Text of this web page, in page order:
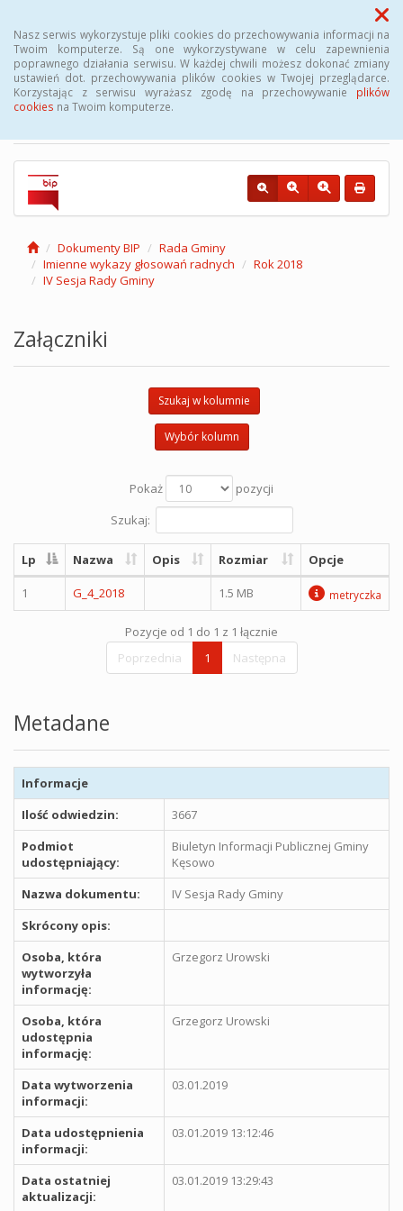
Nasz serwis wykorzystuje pliki cookies do przechowywania informacji na
Twoim komputerze. Są one wykorzystywane w celu zapewnienia
poprawnego działania serwisu. W każdej chwili możesz dokonać zmiany
ustawień dot. przechowywania plików cookies w Twojej przeglądarce.
Korzystając z serwisu wyrażasz zgodę na przechowywanie plików
cookies na Twoim komputerze.
Menu
Biuletyn Informacji
Publicznej Gminy Kęsowo
Dokumenty BIP
Rada Gminy
Imienne wykazy głosowań radnych
Rok 2018
IV Sesja Rady Gminy
Załączniki
Szukaj w kolumnie
Wybór kolumn
Pokaż
pozycji
Szukaj:
Lp Nazwa Opis Rozmiar Opcje
1 G_4_2018 1.5 MB metryczka
Pozycje od 1 do 1 z 1 łącznie
Poprzednia
1 Następna
Metadane
Informacje
Ilość odwiedzin:
3667
Podmiot
udostępniający:
Biuletyn Informacji Publicznej Gminy
Kęsowo
Nazwa dokumentu:
IV Sesja Rady Gminy
Skrócony opis:
Osoba, która
wytworzyła
informację:
Grzegorz Urowski
Osoba, która
udostępnia
informację:
Grzegorz Urowski
Data wytworzenia
informacji:
03.01.2019
Data udostępnienia
informacji:
03.01.2019 13:12:46
Data ostatniej
aktualizacji:
03.01.2019 13:29:43